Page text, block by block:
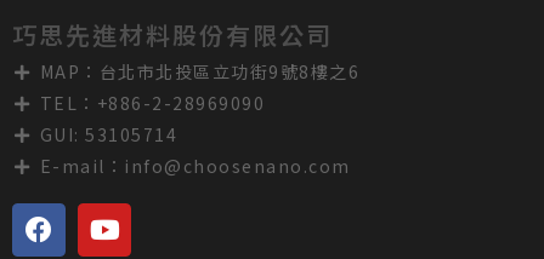
巧思先進材料股份有限公司
MAP：台北市北投區立功街9號8樓之6
TEL：+886-2-28969090
GUI: 53105714
E-mail： info@choosenano.com